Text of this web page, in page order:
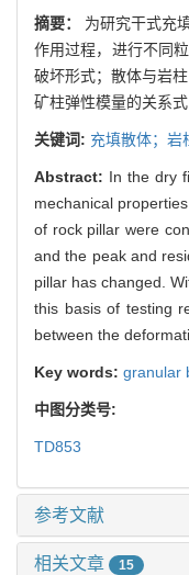
摘要： 为研究干式充
作用过程，进行不同
破坏形式；散体与岩
矿柱弹性模量的关系
关键词: 充填散体；岩
Abstract: In the dry
mechanical
of rock pillar were
and the peak and
pillar has changed.
this basis of testing
between the
Key words: granular
中图分类号:
TD853
参考文献
相关文章 15